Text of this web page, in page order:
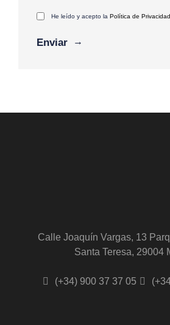
He leído y acepto la Política de Privacidad
Calle Joaquín Vargas, 13
Santa Teresa, 29004
(+34) 900 37 37 05